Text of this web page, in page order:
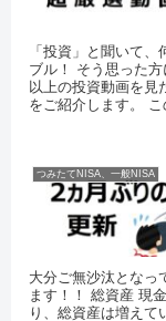
「投資」と聞いて
ブル！ そう思った
以上の投資動画を見
をご紹介します。 こ
つみたてNISA、一般NISA
大分ご無沙汰となっ
ます！！ 総資産 現
り、総資産は増えて